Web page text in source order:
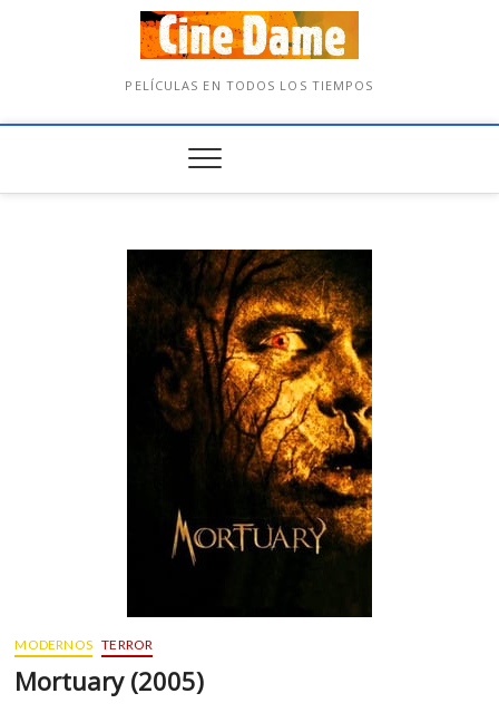
PELÍCULAS EN TODOS LOS TIEMPOS
MODERNOS TERROR
Mortuary (2005)